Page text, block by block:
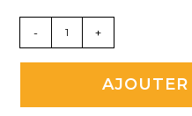
quantité
de
- +